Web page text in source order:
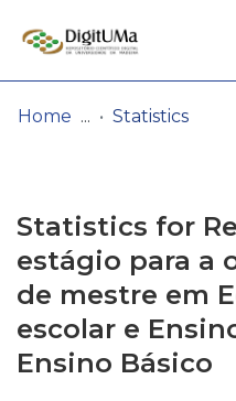
Browse repository
Entities
Log
In(current)
Home Statistics
Statistics for
estágio para a
de mestre em
escolar e
Ensino Básico